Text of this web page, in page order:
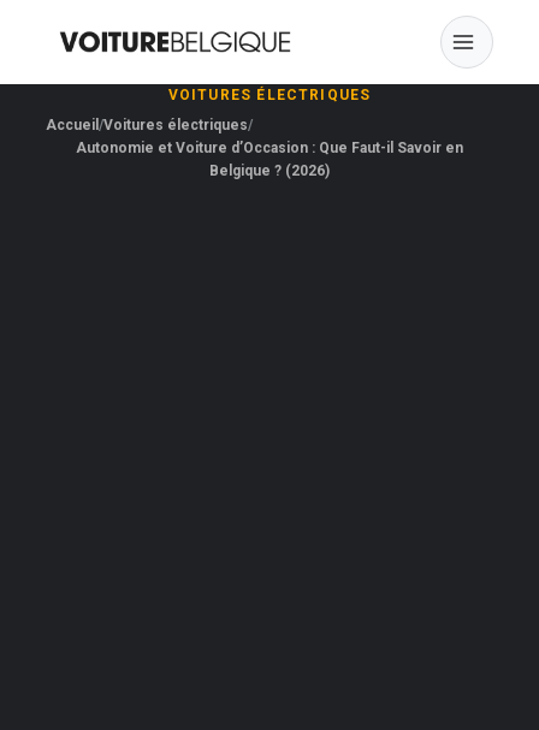
VOITURES ÉLECTRIQUES
Accueil Voitures électriques
Autonomie et Voiture d’Occasion : Que Faut-il Savoir en
Belgique ? (2026)